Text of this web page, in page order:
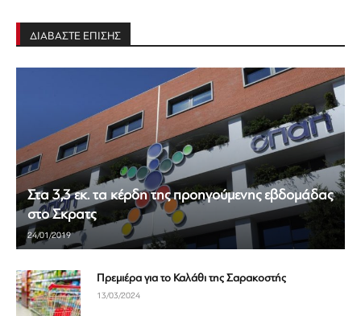
ΔΙΑΒΑΣΤΕ ΕΠΙΣΗΣ
Στα 3,3 εκ. τα κέρδη της προηγούμενης εβδομάδας
στο Σκρατς
24/01/2019
Πρεμιέρα για το Καλάθι της Σαρακοστής
13/03/2024